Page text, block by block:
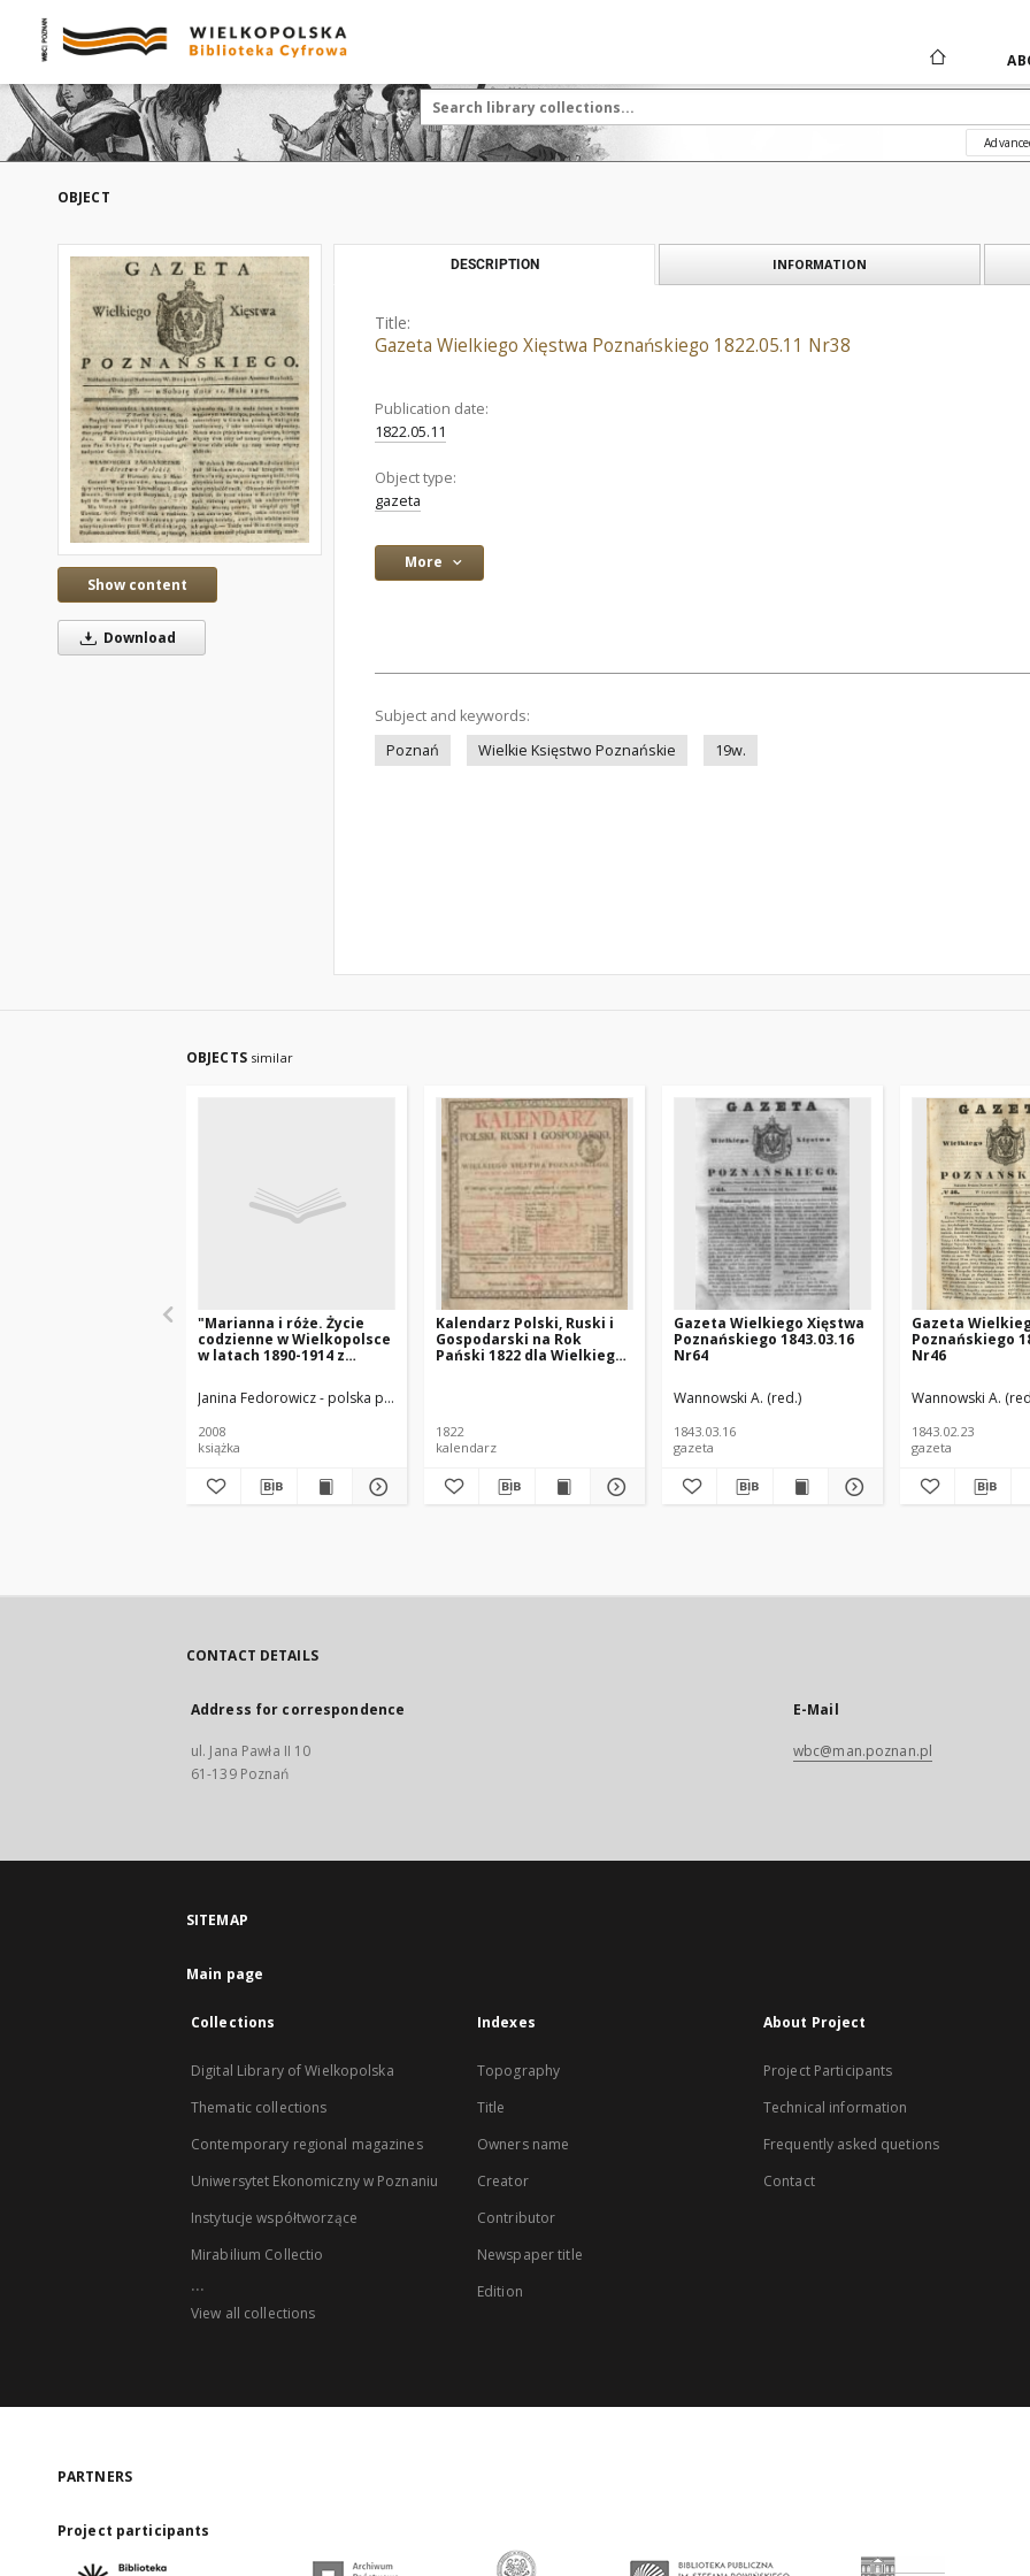
OBJECT
Show content
Download
DESCRIPTION INFORMATION
Title:
Gazeta Wielkiego Xięstwa Poznańskiego 1822.05.11 Nr38
Publication date:
1822.05.11
Object type:
gazeta
More
Subject and keywords:
Poznań
Wielkie Księstwo Poznańskie 19w.
OBJECTS similar
"Marianna i róże. Życie
codzienne w Wielkopolsce
w latach 1890-1914 z
Janina Fedorowicz - polska pisarka
Joanna Konopińska (1925 -1996; Poznań) - polska pisarka; https://pl.wikipedia.org/wiki/
2008
książka
Kalendarz Polski, Ruski i
Gospodarski na Rok
Pański 1822 dla Wielkiego
1822
kalendarz
Gazeta Wielkiego Xięstwa
Poznańskiego 1843.03.16
Nr64
Wannowski A. (red.)
1843.03.16
gazeta
Gazeta
Poznańskiego
Nr46
Wannowski A.
1843.02.23
gazeta
CONTACT DETAILS
Address for correspondence
ul. Jana Pawła II 10
61-139 Poznań
E-Mail
wbc@man.poznan.pl
SITEMAP
Main page
Collections
Digital Library of Wielkopolska
Thematic collections
Contemporary regional magazines
Uniwersytet Ekonomiczny w Poznaniu
Instytucje współtworzące
Mirabilium Collectio
...
View all collections
Indexes
Topography
Title
Owners name
Creator
Contributor
Newspaper title
Edition
About Project
Project Participants
Technical information
Frequently asked quetions
Contact
PARTNERS
Project participants